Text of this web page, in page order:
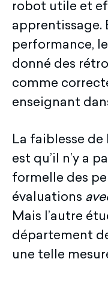
robot utile et
apprentissage.
performance,
donné des
comme
enseignant
La faiblesse
est qu’il n’y a
formelle des
évaluations
Mais l’autre
département
une telle